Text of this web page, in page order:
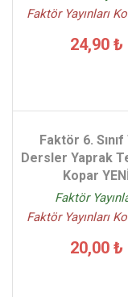
Faktör Yayınları
24,90 ₺
Faktör 6. Sınıf
Dersler Yaprak
Kopar
Faktör
Faktör Yayınları
20,00 ₺